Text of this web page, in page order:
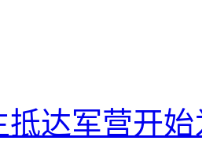
抵达军营开